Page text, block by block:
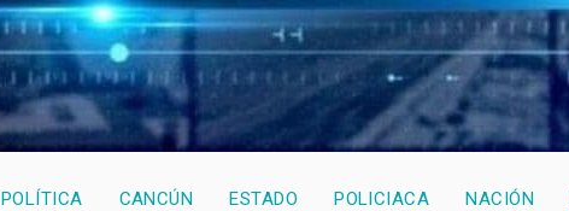
POLÍTICA CANCÚN ESTADO POLICIACA NACIÓN